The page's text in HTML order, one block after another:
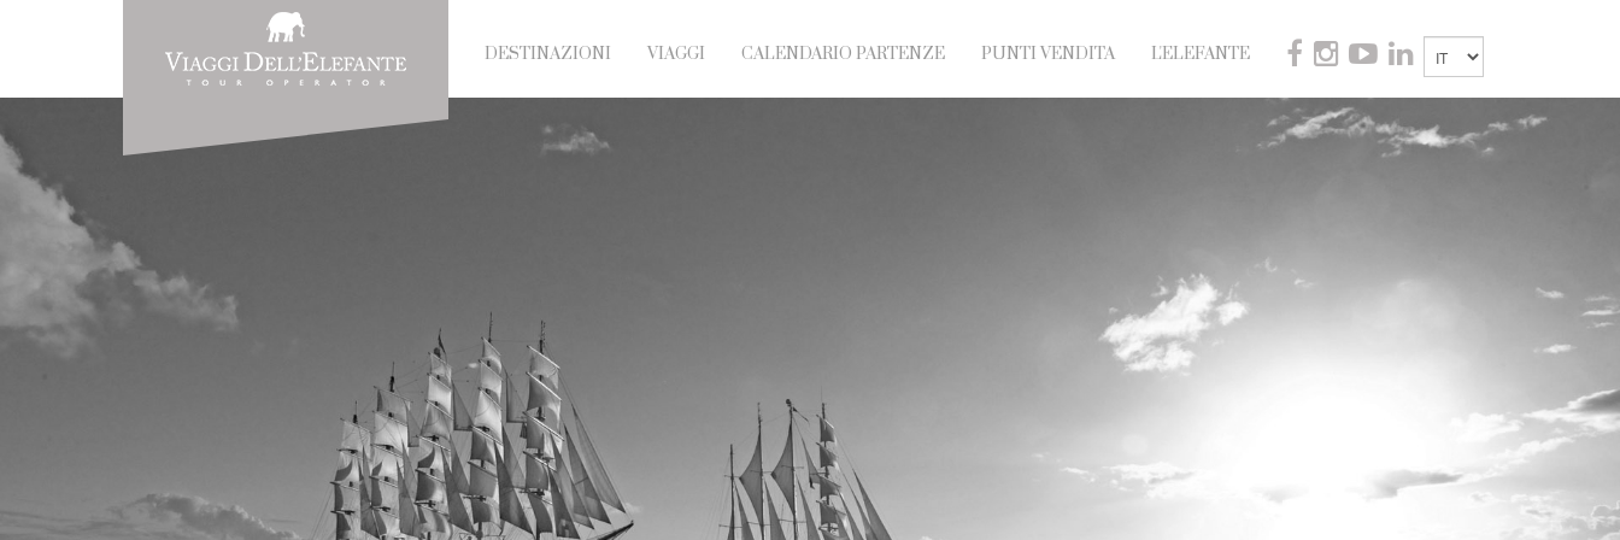
DESTINAZIONI VIAGGI CALENDARIO PARTENZE PUNTI VENDITA L'ELEFANTE